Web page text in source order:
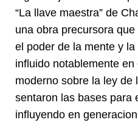
“La llave maestra” de
una obra precursora
el poder de la mente y
influido notablemente
moderno sobre la ley de
sentaron las bases para
influyendo en